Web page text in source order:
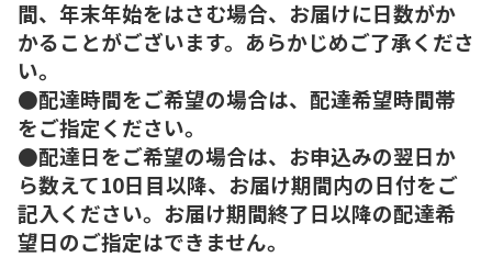
間、年末年始をはさむ場合、お届けに日数がか
かることがございます。あらかじめご了承くださ
い。
●配達時間をご希望の場合は、配達希望時間帯
をご指定ください。
●配達日をご希望の場合は、お申込みの翌日か
ら数えて10日目以降、お届け期間内の日付をご
記入ください。お届け期間終了日以降の配達希
望日のご指定はできません。